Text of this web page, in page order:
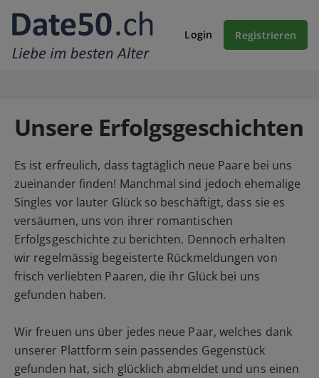
Login Registrieren
Unsere Erfolgsgeschichten
Es ist erfreulich, dass tagtäglich neue Paare bei uns
zueinander finden! Manchmal sind jedoch ehemalige
Singles vor lauter Glück so beschäftigt, dass sie es
versäumen, uns von ihrer romantischen
Erfolgsgeschichte zu berichten. Dennoch erhalten
wir regelmässig begeisterte Rückmeldungen von
frisch verliebten Paaren, die ihr Glück bei uns
gefunden haben.
Wir freuen uns über jedes neue Paar, welches dank
unserer Plattform sein passendes Gegenstück
gefunden hat, sich glücklich abmeldet und uns einen